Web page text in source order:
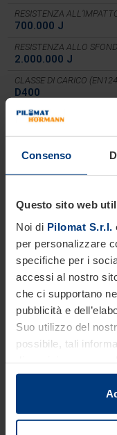
Consenso
Questo sito web
Noi di Pilomat S.r.l.
per personalizzare
specifiche per i
accessi al nostro
che ci supportano
pubblicità e
Suo utilizzo del
possibile, tali
con il Suo impiego
Le disposizioni di
sul Suo dispositivo
RESISTENZA
700.000 J
RESISTENZA ALLO
2.000.000 J
CLASSE DI CARICO
D400
CONFORME A
PAS68, IWA 14-1,